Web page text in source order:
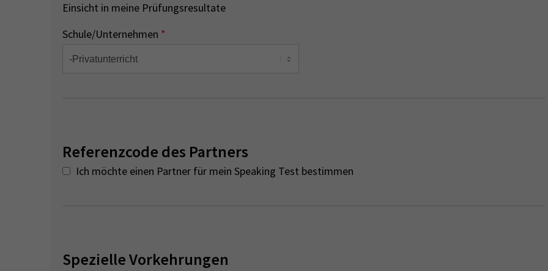
Einsicht in meine Prüfungsresultate
Schule/Unternehmen *
Referenzcode des Partners
Ich möchte einen Partner für mein Speaking Test bestimmen
Spezielle Vorkehrungen